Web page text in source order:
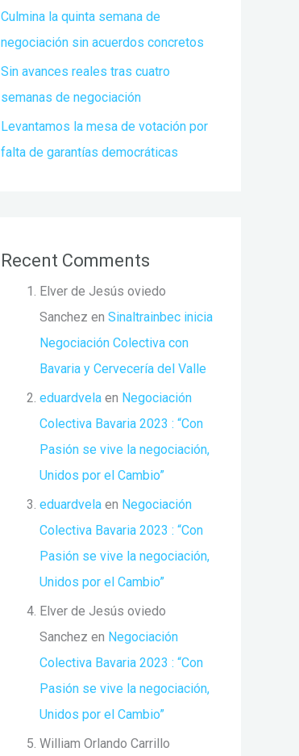
Culmina la quinta semana de
negociación sin acuerdos concretos
Sin avances reales tras cuatro
semanas de negociación
Levantamos la mesa de votación por
falta de garantías democráticas
Recent Comments
Elver de Jesús oviedo
Sanchez en Sinaltrainbec inicia
Negociación Colectiva con
Bavaria y Cervecería del Valle
eduardvela en Negociación
Colectiva Bavaria 2023 : “Con
Pasión se vive la negociación,
Unidos por el Cambio”
eduardvela en Negociación
Colectiva Bavaria 2023 : “Con
Pasión se vive la negociación,
Unidos por el Cambio”
Elver de Jesús oviedo
Sanchez en Negociación
Colectiva Bavaria 2023 : “Con
Pasión se vive la negociación,
Unidos por el Cambio”
William Orlando Carrillo